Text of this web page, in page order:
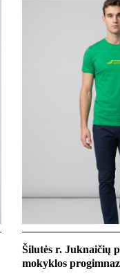
Šilutės r. Juknaičių
mokyklos